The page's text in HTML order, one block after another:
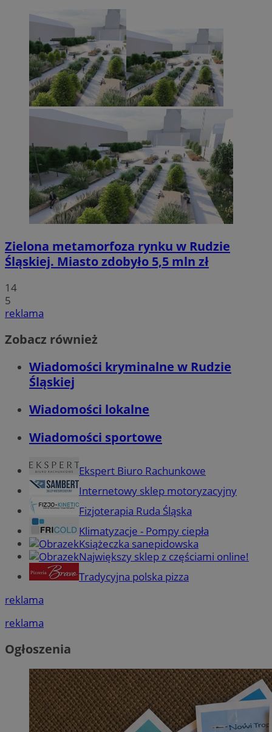
Zielona metamorfoza rynku w Rudzie
Śląskiej. Miasto zdobyło 5,5 mln zł
14
5
reklama
Zobacz również
Wiadomości kryminalne w Rudzie
Śląskiej
Wiadomości lokalne
Wiadomości sportowe
Ekspert Biuro Rachunkowe
Internetowy sklep motoryzacyjny
Fizjoterapia Ruda Śląska
Klimatyzacje - Pompy ciepła
Książeczka sanepidowska
Największy sklep z częściami online!
Tradycyjna polska pizza
reklama
reklama
Ogłoszenia